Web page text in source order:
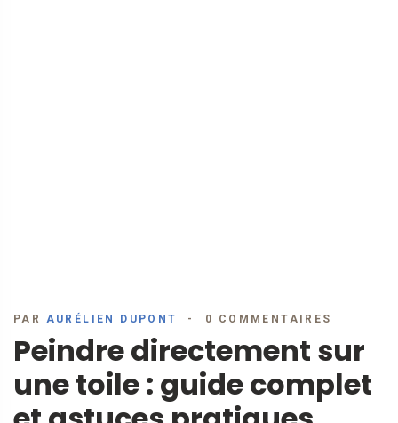
PAR AURÉLIEN DUPONT 0 COMMENTAIRES
Peindre directement sur
une toile : guide complet